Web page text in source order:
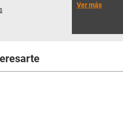
Ver más